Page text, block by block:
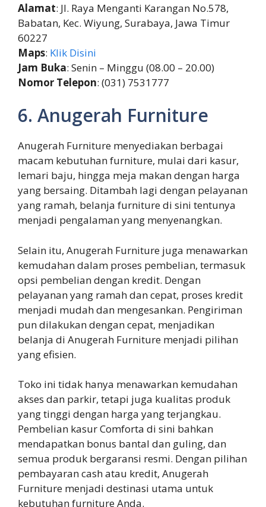
Alamat: Jl. Raya Menganti Karangan No.578,
Babatan, Kec. Wiyung, Surabaya, Jawa Timur
60227
Maps: Klik Disini
Jam Buka: Senin – Minggu (08.00 – 20.00)
Nomor Telepon: (031) 7531777
6. Anugerah Furniture
Anugerah Furniture menyediakan berbagai
macam kebutuhan furniture, mulai dari kasur,
lemari baju, hingga meja makan dengan harga
yang bersaing. Ditambah lagi dengan pelayanan
yang ramah, belanja furniture di sini tentunya
menjadi pengalaman yang menyenangkan.
Selain itu, Anugerah Furniture juga menawarkan
kemudahan dalam proses pembelian, termasuk
opsi pembelian dengan kredit. Dengan
pelayanan yang ramah dan cepat, proses kredit
menjadi mudah dan mengesankan. Pengiriman
pun dilakukan dengan cepat, menjadikan
belanja di Anugerah Furniture menjadi pilihan
yang efisien.
Toko ini tidak hanya menawarkan kemudahan
akses dan parkir, tetapi juga kualitas produk
yang tinggi dengan harga yang terjangkau.
Pembelian kasur Comforta di sini bahkan
mendapatkan bonus bantal dan guling, dan
semua produk bergaransi resmi. Dengan pilihan
pembayaran cash atau kredit, Anugerah
Furniture menjadi destinasi utama untuk
kebutuhan furniture Anda.